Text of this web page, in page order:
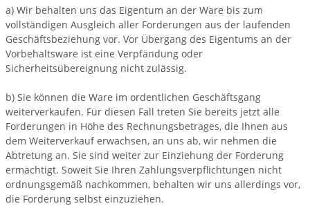
a) Wir behalten uns das Eigentum an der Ware bis zum
vollständigen Ausgleich aller Forderungen aus der laufenden
Geschäftsbeziehung vor. Vor Übergang des Eigentums an der
Vorbehaltsware ist eine Verpfändung oder
Sicherheitsübereignung nicht zulässig.
b) Sie können die Ware im ordentlichen Geschäftsgang
weiterverkaufen. Für diesen Fall treten Sie bereits jetzt alle
Forderungen in Höhe des Rechnungsbetrages, die Ihnen aus
dem Weiterverkauf erwachsen, an uns ab, wir nehmen die
Abtretung an. Sie sind weiter zur Einziehung der Forderung
ermächtigt. Soweit Sie Ihren Zahlungsverpflichtungen nicht
ordnungsgemäß nachkommen, behalten wir uns allerdings vor,
die Forderung selbst einzuziehen.